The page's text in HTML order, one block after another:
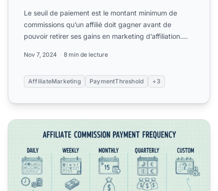
Le seuil de paiement est le montant minimum de
commissions qu’un affilié doit gagner avant de
pouvoir retirer ses gains en marketing d’affiliation.
Nov 7, 2024 8 min de lecture
AffiliateMarketing PaymentThreshold +3
Comment payer les affiliés dans Post Affiliate Pro